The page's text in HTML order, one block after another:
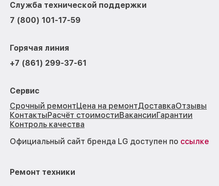
Служба технической поддержки
7 (800) 101-17-59
Горячая линия
+7 (861) 299-37-61
Сервис
Срочный ремонтЦена на ремонтДоставкаОтзывы
КонтактыРасчёт стоимостиВакансииГарантии
Контроль качества
Официальный сайт бренда LG доступен по ссылке
Ремонт техники